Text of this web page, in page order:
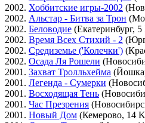
2002. Хоббитские игры-2002
2002. Альстар - Битва за Трон
2002. Беловодие (Екатеринбург,
2002. Время Всех Стихий - 2
2002. Средиземье ('Колечки')
2002. Осада Ля Рошели
2001. Захват Тролльхейма
2001. Легенда - Сумерки
2001. Восходящая Тень
2001. Час Презрения
2001. Новый Дом (Кемерово, 14